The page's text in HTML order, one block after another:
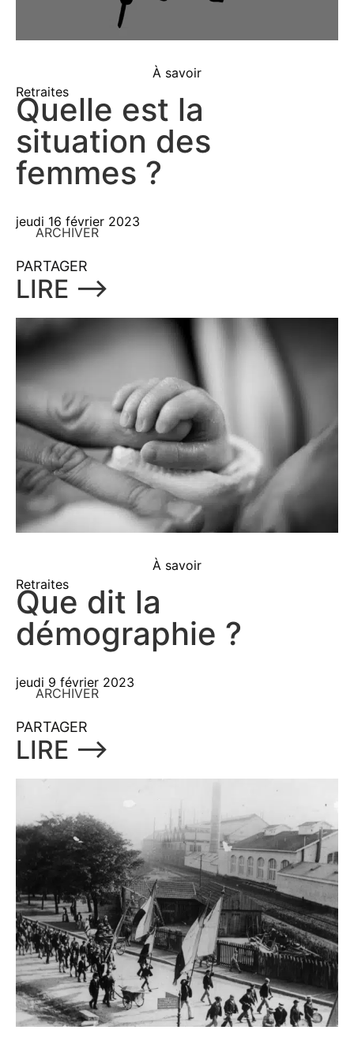
À savoir
Retraites
Quelle est la
situation des
femmes ?
jeudi 16 février 2023
ARCHIVER
PARTAGER
LIRE ⟶
À savoir
Retraites
Que dit la
démographie ?
jeudi 9 février 2023
ARCHIVER
PARTAGER
LIRE ⟶